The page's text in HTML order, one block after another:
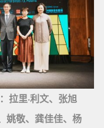
里·利文、张旭
姚敬、龚佳佳、杨